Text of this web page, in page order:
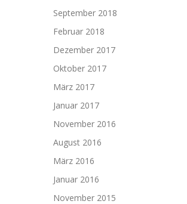
September 2018
Februar 2018
Dezember 2017
Oktober 2017
März 2017
Januar 2017
November 2016
August 2016
März 2016
Januar 2016
November 2015